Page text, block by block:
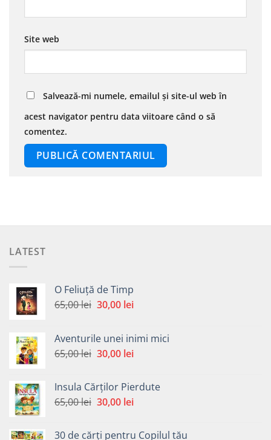
Site web
Salvează-mi numele, emailul și site-ul web în
acest navigator pentru data viitoare când o să
comentez.
LATEST
O Feliuță de Timp
65,00lei Prețul
fost:
65,00 lei.
30,00 leiPrețul
30,00 lei.
Aventurile unei inimi mici
65,00lei Prețul
fost:
65,00 lei.
30,00 leiPrețul
30,00 lei.
Insula Cărților Pierdute
65,00lei Prețul
30,00 leiPrețul
30 de cărți pentru Copilul tău